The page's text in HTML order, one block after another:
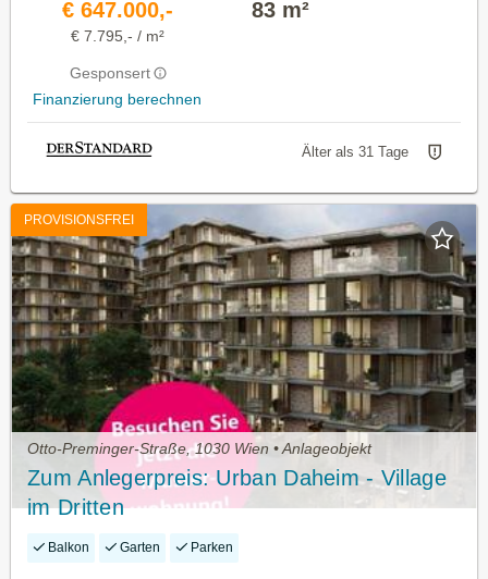
€ 647.000,-
€ 7.795,- / m²
Gesponsert
Finanzierung berechnen
83 m²
Älter als 31 Tage
PROVISIONSFREI
Otto-Preminger-Straße, 1030 Wien • Anlageobjekt
Zum Anlegerpreis: Urban Daheim - Village
im Dritten
Balkon Garten Parken